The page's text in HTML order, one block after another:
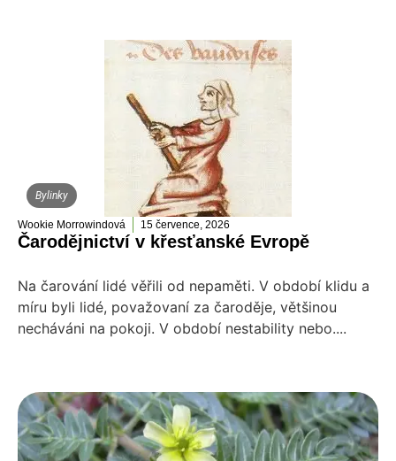
Bylinky
Wookie Morrowindová 15 července, 2026
Čarodějnictví v křesťanské Evropě
Na čarování lidé věřili od nepaměti. V období klidu a
míru byli lidé, považovaní za čaroděje, většinou
necháváni na pokoji. V období nestability nebo....